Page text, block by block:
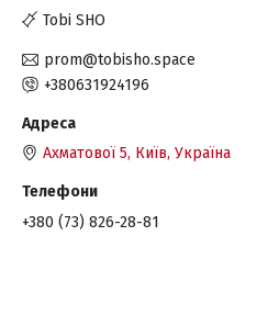
Tobi SHO
prom@tobisho.space
+380631924196
Ахматової 5, Київ, Україна
+380 (73) 826-28-81